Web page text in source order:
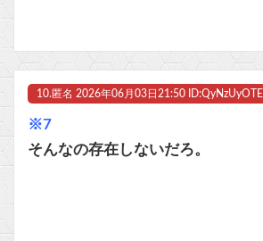
10. 匿名 2026年06月03日21:50 ID:QyNzUyOTE
※7
そんなの存在しないだろ。